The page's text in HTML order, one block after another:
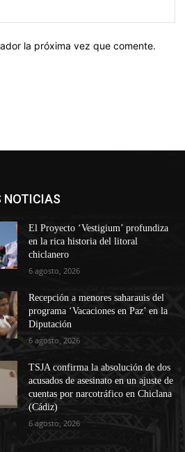
la próxima vez que comente.
NOTICIAS
El Proyecto ‘Vestigium’ profundiza
en la rica historia del litoral
chiclanero
6 agosto, 2026
Recepción a menores saharauis del
programa ‘Vacaciones en Paz’ en la
Diputación
6 agosto, 2026
TSJA confirma la absolución de dos
acusados de asesinato en un ajuste de
cuentas por narcotráfico en Chiclana
(Cádiz)
6 agosto, 2026